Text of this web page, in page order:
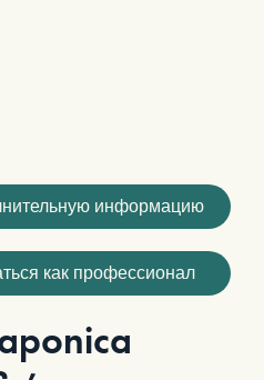
информацию
как профессионал